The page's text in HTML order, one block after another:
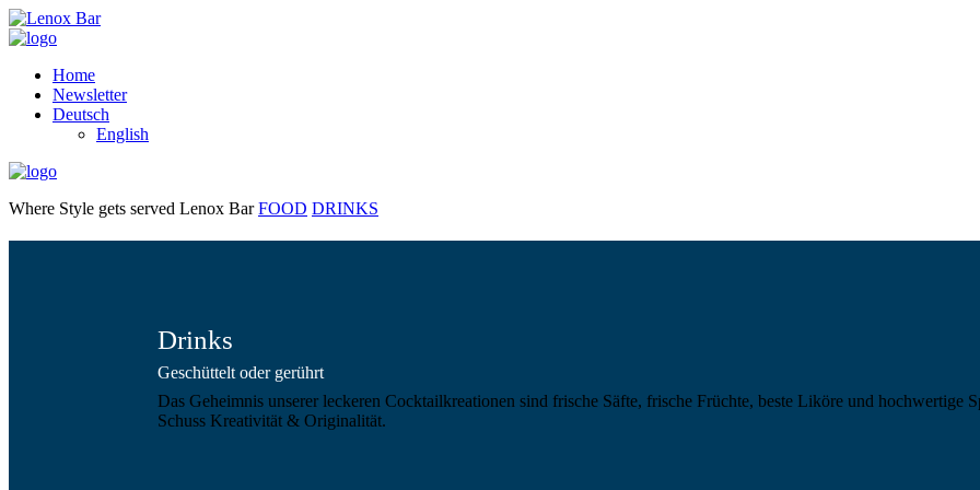
Home
Newsletter
Deutsch
English
Where Style gets served Lenox Bar FOOD DRINKS
Drinks
Geschüttelt oder gerührt
Das Geheimnis unserer leckeren Cocktailkreationen sind frische Säfte, frische Früchte, beste Liköre und hochwertige
Schuss Kreativität & Originalität.